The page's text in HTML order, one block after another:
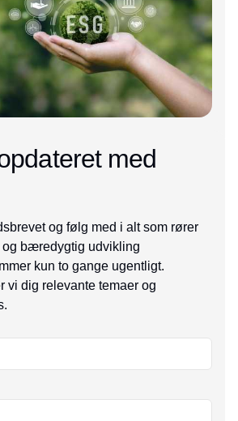
med
og følg med i alt som rører
bæredygtig udvikling
kun to gange ugentligt.
vi dig relevante temaer og